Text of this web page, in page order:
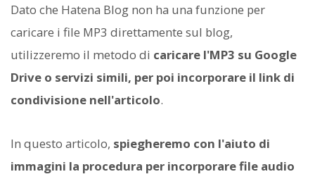
Dato che Hatena Blog non ha una funzione per
caricare i file MP3 direttamente sul blog,
utilizzeremo il metodo di caricare l'MP3 su Google
Drive o servizi simili, per poi incorporare il link di
condivisione nell'articolo.
In questo articolo, spiegheremo con l'aiuto di
immagini la procedura per incorporare file audio